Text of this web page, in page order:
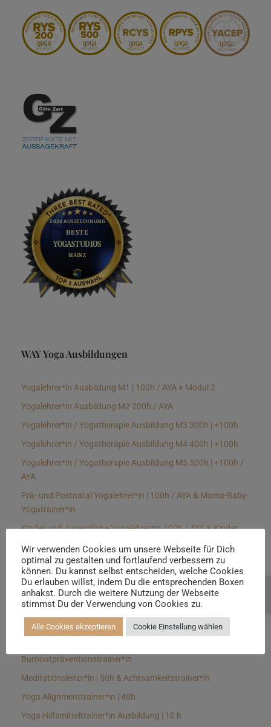
WAY Yoga Ausbildungen
Yogalehrer*in Ausbildung M1 | 100h / AYA + Modul 2
Yogalehrer*in Ausbildung M2 200h / AYA
Yogalehrer*in / Yogatherapie Ausbildung M3 300h | +100h
Yogalehrer*in / Yogatherapie Ausbildung M4 400h | +100h
Yogalehrer*in / Yogatherapie Ausbildung M5 500h | +100h /
AYA
Prä- und Postnatal Yogalehrer*in | 100h / AYA & Mama-Baby-
Yogatrainer*in
Kinder und Jugendliche Yogalehrer*in 100h / AYA & Kinder
Yin Yogalehrer*in | 100 h & Faszientrainer*in
Hormon Yogalehrer*in / Yogatherapeut*in &
Stressmanagementtrainer*in | 70h
Longevitytrainer*in
Burnoutpräventionstrainer*in
Meditationsleiter*in | 50h & Achtsamkeitstrainer*in
Yoga Alignmenttrainer*in | 40h
Yoga Hilfsmitteltrainer*in Ausbildung | 10 h
Wir verwenden Cookies um unsere Webseite für Dich
optimal zu gestalten und fortlaufend verbessern zu
können. Du kannst selbst entscheiden, welche Cookies
Du erlauben willst, indem Du die entsprechenden Boxen
anhakst. Durch die weitere Nutzung der Webseite
stimmst Du der Verwendung von Cookies zu.
Alle Cookies akzeptieren Cookie Einstellung wählen
Beratung buchen